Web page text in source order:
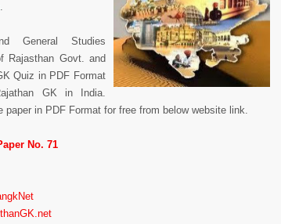
.
General Studies
Rajasthan Govt. and
Quiz in PDF Format
GK in India.
in PDF Format for free from below website link.
No. 71